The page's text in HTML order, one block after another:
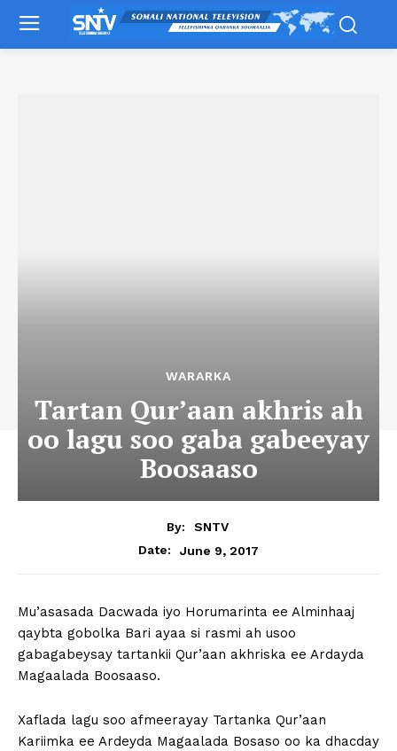
WARARKA
Tartan Qur’aan akhris ah
oo lagu soo gaba gabeeyay
Boosaaso
By:
SNTV
Date:
June 9, 2017
Mu’asasada Dacwada iyo Horumarinta ee Alminhaaj
qaybta gobolka Bari ayaa si rasmi ah usoo
gabagabeysay tartankii Qur’aan akhriska ee Ardayda
Magaalada Boosaaso.
Xaflada lagu soo afmeerayay Tartanka Qur’aan
Kariimka ee Ardeyda Magaalada Bosaso oo ka dhacday